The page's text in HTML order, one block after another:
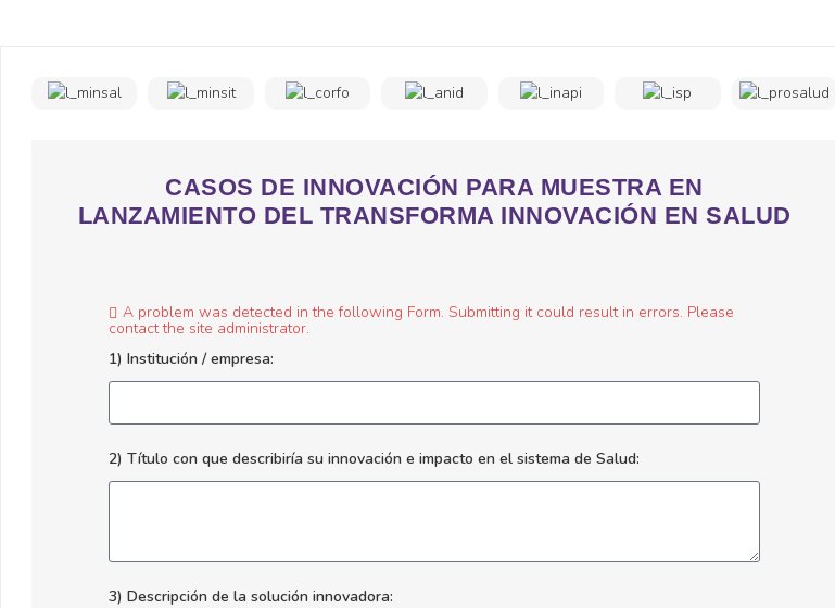
CASOS DE INNOVACIÓN PARA MUESTRA EN
LANZAMIENTO DEL TRANSFORMA INNOVACIÓN EN SALUD
A problem was detected in the following Form. Submitting it could result in errors. Please
contact the site administrator.
1) Institución / empresa:
2) Título con que describiría su innovación e impacto en el sistema de Salud:
3) Descripción de la solución innovadora: